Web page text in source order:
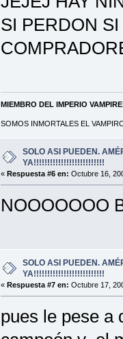
SI PERDON
MIEMBRO DEL IMPERIO
SOMOS INMORTALES EL
SOLO ASI PUEDEN.
YA!!!!!!!!!!!!!!!!!!!!!!!!!!
« Respuesta #6 en: Octubre 16,
NOOOOOOO
SOLO ASI PUEDEN.
YA!!!!!!!!!!!!!!!!!!!!!!!!!!
« Respuesta #7 en: Octubre 17,
pues le pese a